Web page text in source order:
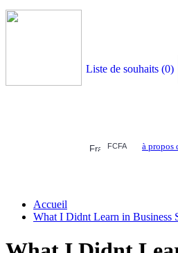
Liste de souhaits (0)
FCFA à propos
Accueil
What I Didnt Learn in Business